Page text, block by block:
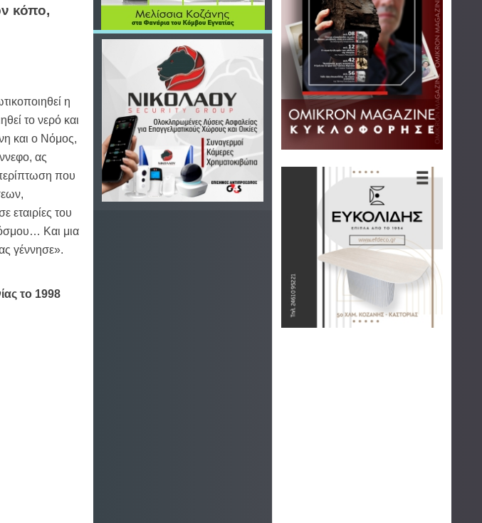
κόπο,
η
το νερό και
και ο Νόμος,
ας
περίπτωση που
εταιρίες του
Και μια
γέννησε».
το 1998